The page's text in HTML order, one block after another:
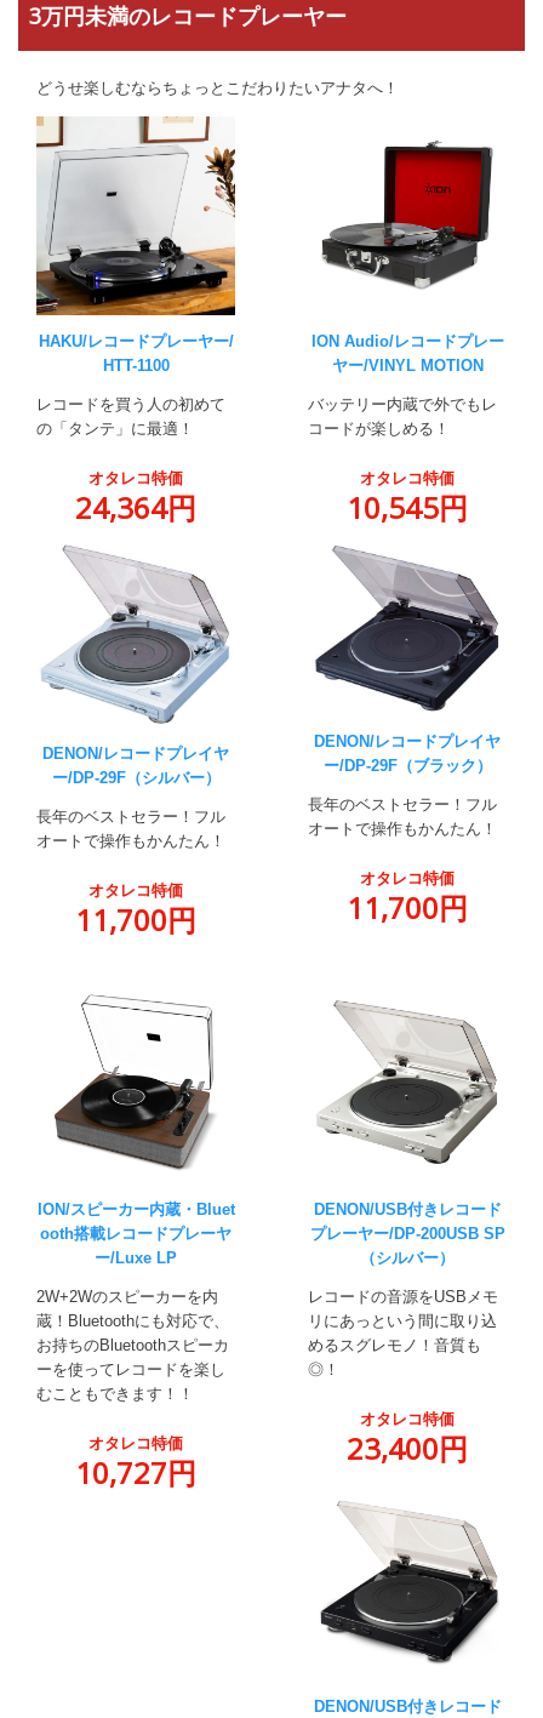
3万円未満のレコードプレーヤー
どうせ楽しむならちょっとこだわりたいアナタへ！
HAKU/レコードプレーヤー/
HTT-1100
レコードを買う人の初めて
の「タンテ」に最適！
オタレコ特価
24,364円
ION Audio/レコードプレー
ヤー/VINYL MOTION
バッテリー内蔵で外でもレ
コードが楽しめる！
オタレコ特価
10,545円
DENON/レコードプレイヤ
ー/DP-29F（シルバー）
長年のベストセラー！フル
オートで操作もかんたん！
オタレコ特価
11,700円
DENON/レコードプレイヤ
ー/DP-29F（ブラック）
長年のベストセラー！フル
オートで操作もかんたん！
オタレコ特価
11,700円
ION/スピーカー内蔵・Bluet
ooth搭載レコードプレーヤ
ー/Luxe LP
2W+2Wのスピーカーを内
蔵！Bluetoothにも対応で、
お持ちのBluetoothスピーカ
ーを使ってレコードを楽し
むこともできます！！
オタレコ特価
10,727円
DENON/USB付きレコード
プレーヤー/DP-200USB SP
（シルバー）
レコードの音源をUSBメモ
リにあっという間に取り込
めるスグレモノ！音質も
◎！
オタレコ特価
23,400円
DENON/USB付きレコード